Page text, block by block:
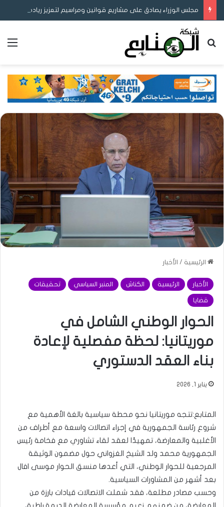
بحث عن
الرئيسية / الأخبار
الأخبار الرئيسية الكناش المنبر السياسي تحقيقات
قضايا
الحوار الوطني الشامل في
موريتانيا: لحظة مفصلية لإعادة
بناء العقد الدستوري
يناير 1, 2026
المتابع:تتجه موريتانيا نحو محطة سياسية بالغة الأهمية مع
شروع رئاسة الجمهورية في إجراء اتصالات واسعة مع أطراف من
الأغلبية والمعارضة، تمهيدًا لعقد لقاء تشاوري مع فخامة رئيس
الجمهورية محمد ولد الشيخ الغزواني حول مضمون الوثيقة
المرجعية للحوار الوطني، التي أعدها منسق الحوار موسى افال
بعد أشهر من المشاورات السياسية.
وحسب مصادر مطلعة، فقد شملت الاتصالات قيادات بارزة من